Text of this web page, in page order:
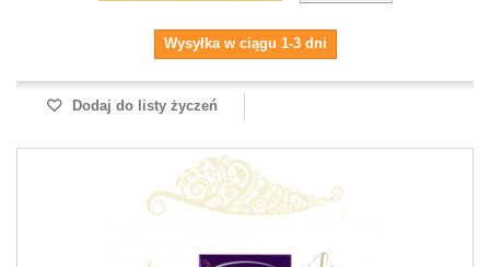
Wysyłka w ciągu 1-3 dni
Dodaj do listy życzeń